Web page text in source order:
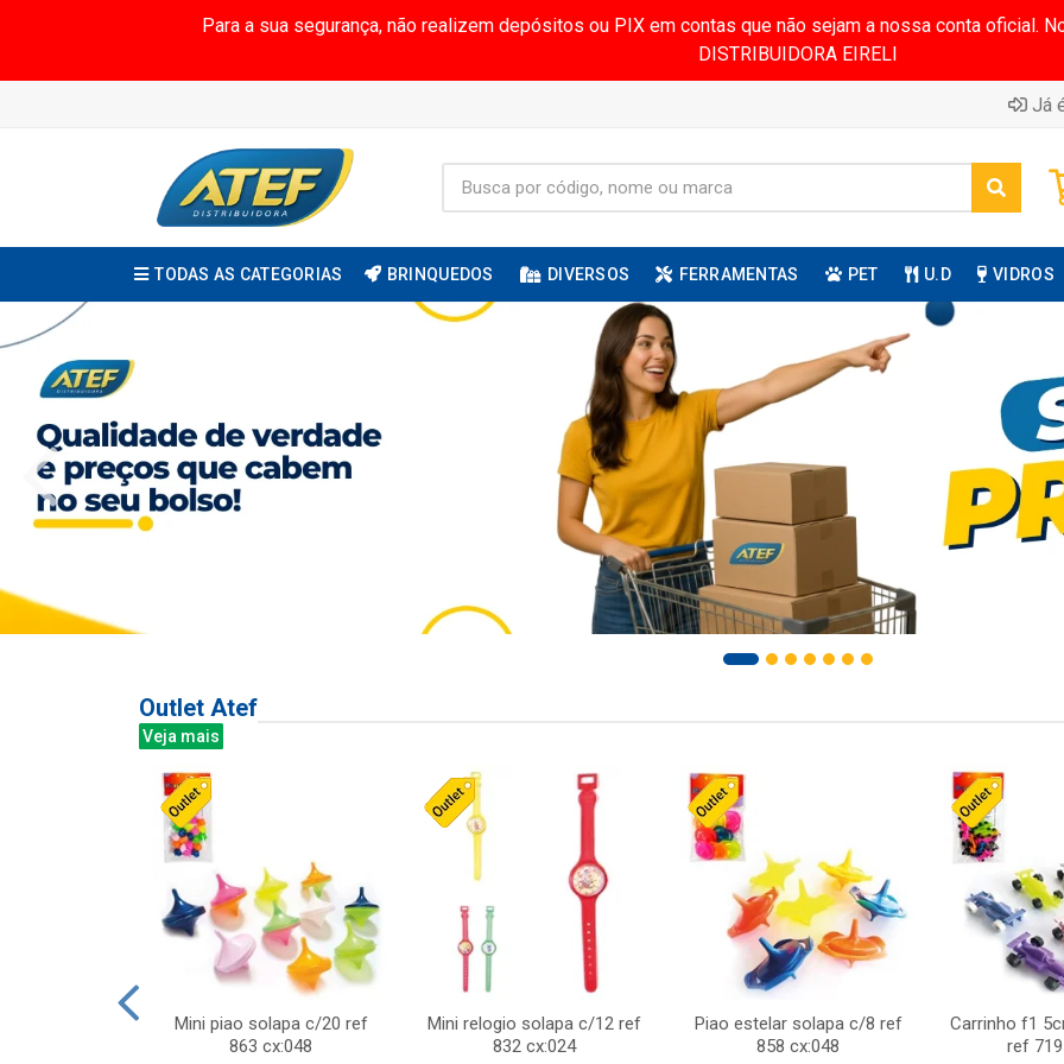
Para a sua segurança, não realizem depósitos ou PIX em contas que não sejam a nossa conta oficial.
DISTRIBUIDORA EIRELI
Já
TODAS AS CATEGORIAS BRINQUEDOS DIVERSOS FERRAMENTAS PET U.D VIDROS
Outlet Atef
Veja mais
Mini piao solapa c/20 ref
863 cx:048
Mini relogio solapa c/12 ref
832 cx:024
Piao estelar solapa c/8 ref
858 cx:048
Carrinho f1
ref